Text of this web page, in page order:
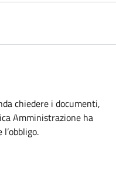
chiedere i documenti,
Amministrazione ha